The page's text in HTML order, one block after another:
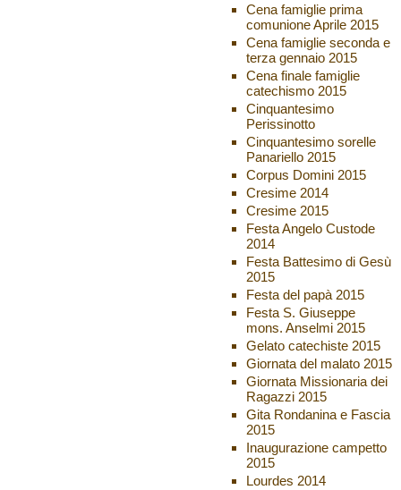
Cena famiglie prima
comunione Aprile 2015
Cena famiglie seconda e
terza gennaio 2015
Cena finale famiglie
catechismo 2015
Cinquantesimo
Perissinotto
Cinquantesimo sorelle
Panariello 2015
Corpus Domini 2015
Cresime 2014
Cresime 2015
Festa Angelo Custode
2014
Festa Battesimo di Gesù
2015
Festa del papà 2015
Festa S. Giuseppe
mons. Anselmi 2015
Gelato catechiste 2015
Giornata del malato 2015
Giornata Missionaria dei
Ragazzi 2015
Gita Rondanina e Fascia
2015
Inaugurazione campetto
2015
Lourdes 2014